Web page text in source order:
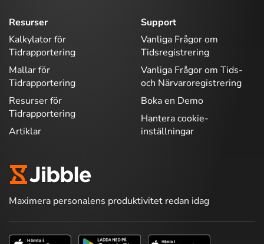
Resurser
Kalkylator för
Tidrapportering
Mallar för
Tidrapportering
Resurser för
Tidrapportering
Artiklar
Support
Vanliga Frågor om
Tidsregistrering
Vanliga Frågor om Tids-
och Närvaroregistrering
Boka en Demo
Hantera cookie-
inställningar
Maximera personalens produktivitet redan idag